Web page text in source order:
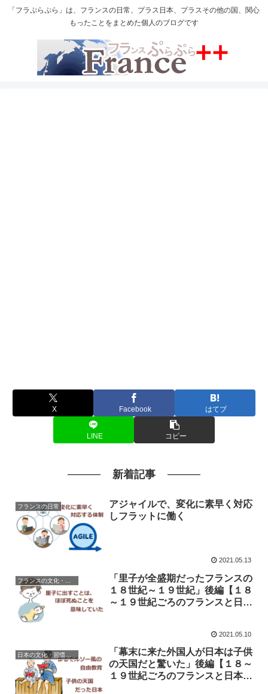
「フラぷらぷら」は、フランスの日常、プラス日本、プラスその他の国、関心
もったことをまとめた個人のブログです
X Facebook はてブ
LINE コピー
新着記事
フランスの日常
アジャイルで、変化に素早く対応
しフラットに働く
2021.05.13
「里子が全盛期だったフランスの
１８世紀～１９世紀」後編【１８
～１９世紀ごろのフランスと日本
2021.05.10
日本の文化・習慣を知る
「幕末に来た外国人が日本は子供
の天国だと驚いた」後編【１８～
１９世紀ごろのフランスと日本の